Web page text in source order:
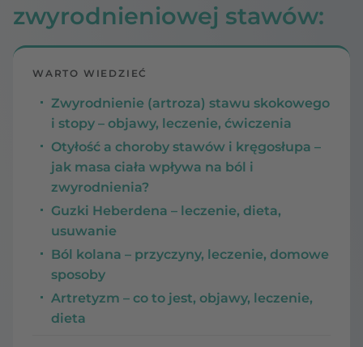
zwyrodnieniowej stawów:
WARTO WIEDZIEĆ
Zwyrodnienie (artroza) stawu skokowego
i stopy – objawy, leczenie, ćwiczenia
Otyłość a choroby stawów i kręgosłupa –
jak masa ciała wpływa na ból i
zwyrodnienia?
Guzki Heberdena – leczenie, dieta,
usuwanie
Ból kolana – przyczyny, leczenie, domowe
sposoby
Artretyzm – co to jest, objawy, leczenie,
dieta